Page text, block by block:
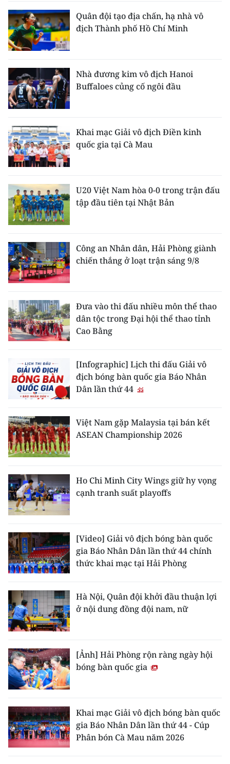
Quân đội tạo địa chấn, hạ nhà vô
địch Thành phố Hồ Chí Minh
Nhà đương kim vô địch Hanoi
Buffaloes củng cố ngôi đầu
Khai mạc Giải vô địch Điền kinh
quốc gia tại Cà Mau
U20 Việt Nam hòa 0-0 trong trận đấu
tập đầu tiên tại Nhật Bản
Công an Nhân dân, Hải Phòng giành
chiến thắng ở loạt trận sáng 9/8
Đưa vào thi đấu nhiều môn thể thao
dân tộc trong Đại hội thể thao tỉnh
Cao Bằng
[Infographic] Lịch thi đấu Giải vô
địch bóng bàn quốc gia Báo Nhân
Dân lần thứ 44
Việt Nam gặp Malaysia tại bán kết
ASEAN Championship 2026
Ho Chi Minh City Wings giữ hy vọng
cạnh tranh suất playoffs
[Video] Giải vô địch bóng bàn quốc
gia Báo Nhân Dân lần thứ 44 chính
thức khai mạc tại Hải Phòng
Hà Nội, Quân đội khởi đầu thuận lợi
ở nội dung đồng đội nam, nữ
[Ảnh] Hải Phòng rộn ràng ngày hội
bóng bàn quốc gia
Khai mạc Giải vô địch bóng bàn quốc
gia Báo Nhân Dân lần thứ 44 - Cúp
Phân bón Cà Mau năm 2026